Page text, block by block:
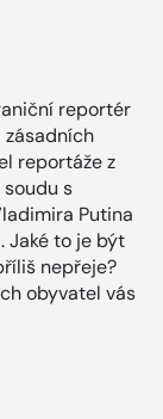
reportér
zásadních
reportáže z
s
Putina
Jaké to je být
nepřeje?
obyvatel vás